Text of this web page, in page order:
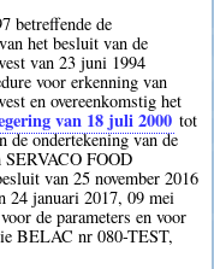
betreffende de
het besluit van de
van 23 juni 1994
voor erkenning van
en overeenkomstig het
van 18 juli 2000 tot
de ondertekening van de
SERVACO FOOD
van 25 november 2016
24 januari 2017, 09 mei
de parameters en voor
BELAC nr 080-TEST,